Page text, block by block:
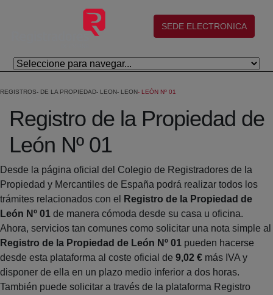
Saltar al contenido principal
(abre en nueva ventana)
SEDE ELECTRONICA
REGISTROS DE LA PROPIEDAD LEON LEON LEÓN Nº 01
Registro de la Propiedad de
León Nº 01
Desde la página oficial del Colegio de Registradores de la
Propiedad y Mercantiles de España podrá realizar todos los
trámites relacionados con el
Registro de la Propiedad de
León Nº 01 de manera cómoda desde su casa u oficina.
Ahora, servicios tan comunes como solicitar una nota simple al
Registro de la Propiedad de León Nº 01 pueden hacerse
desde esta plataforma al coste oficial de 9,02 € más IVA y
disponer de ella en un plazo medio inferior a dos horas.
También puede solicitar a través de la plataforma Registro